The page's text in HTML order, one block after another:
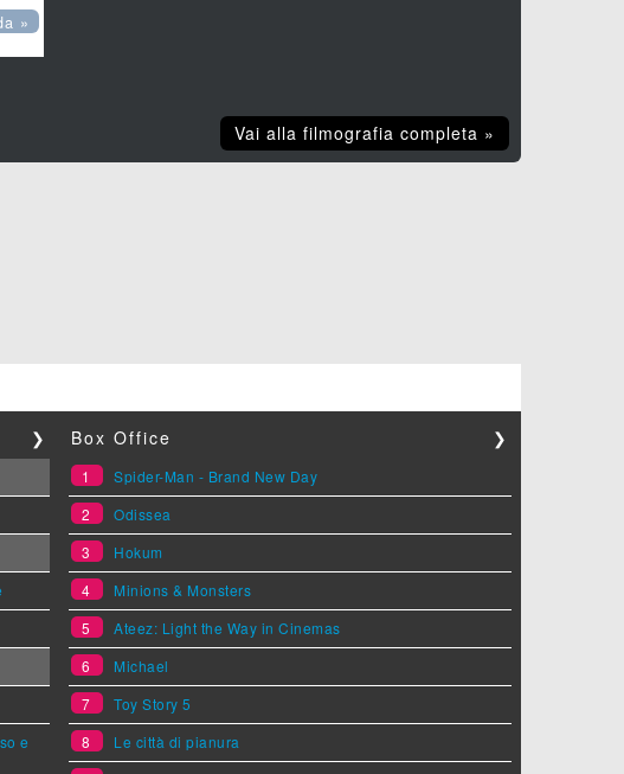
»
Vai alla filmografia completa »
❯
e
Box Office ❯
1
Spider-Man - Brand New Day
2
Odissea
3
Hokum
4
Minions & Monsters
5
Ateez: Light the Way in Cinemas
6
Michael
7
Toy Story 5
8
Le città di pianura